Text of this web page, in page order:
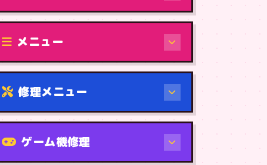
修理（機種から）
メニュー
修理メニュー
機種から
ゲーム機修理